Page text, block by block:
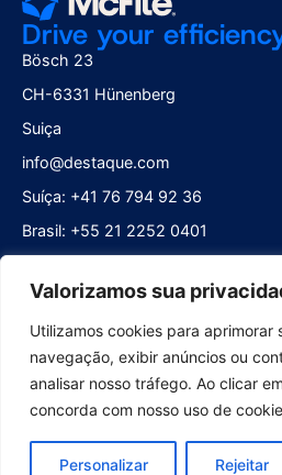
Valorizamos sua
Utilizamos cookies para aprimorar
navegação, exibir anúncios ou
analisar nosso tráfego. Ao clicar
concorda com nosso uso de
Personalizar Rejeitar
Drive your
Bösch 23
CH-6331 Hünenberg
Suiça
info@destaque.com
Suíça: +41 76 794 92 36
Brasil: +55 21 2252 0401
Acompanhe-nos
Plataforma